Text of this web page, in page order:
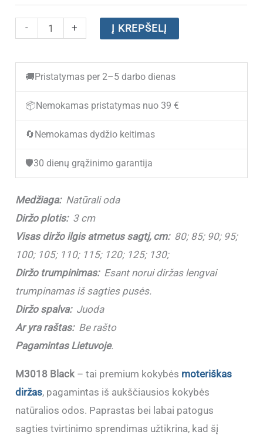
-
produkto
Odinis
moteriškas
diržas
Black
+ Į KREPŠELĮ
🚚Pristatymas per 2–5 darbo dienas
📦Nemokamas pristatymas nuo 39 €
🔄Nemokamas dydžio keitimas
🛡️30 dienų grąžinimo garantija
Medžiaga: Natūrali oda
Diržo plotis:3 cm
Visas diržo ilgis atmetus sagtį, cm:80; 85; 90; 95;
100; 105; 110; 115; 120; 125; 130;
Diržo trumpinimas:Esant norui diržas lengvai
trumpinamas iš sagties pusės.
Diržo spalva:Juoda
Ar yra raštas:Be rašto
Pagamintas Lietuvoje.
M3018 Black – tai premium kokybės moteriškas
diržas, pagamintas iš aukščiausios kokybės
natūralios odos. Paprastas bei labai patogus
sagties tvirtinimo sprendimas užtikrina, kad šį